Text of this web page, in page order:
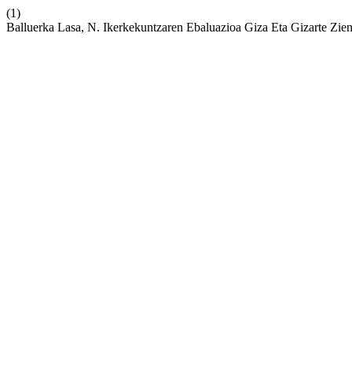
(1)
Balluerka Lasa, N. Ikerkekuntzaren Ebaluazioa Giza Eta Gizarte